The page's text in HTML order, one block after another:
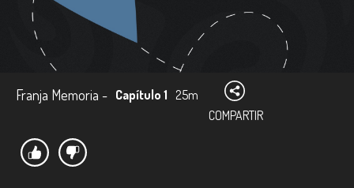
Franja Memoria - Capítulo 1 25m
COMPARTIR